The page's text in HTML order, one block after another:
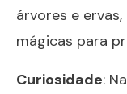
árvores e
mágicas para
Curiosidade: